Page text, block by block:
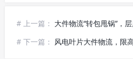
# 上一篇： 大件物流“转包甩锅”，层层
# 下一篇： 风电叶片大件物流，限高限行频